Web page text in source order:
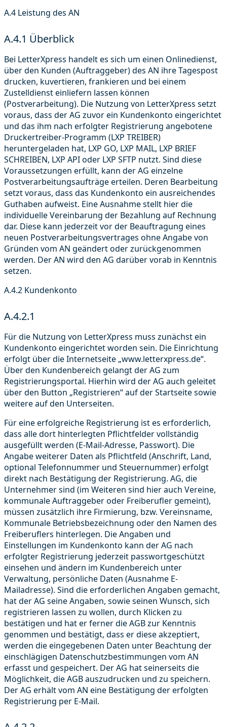
A.4 Leistung des AN
A.4.1 Überblick
Bei LetterXpress handelt es sich um einen Onlinedienst,
über den Kunden (Auftraggeber) des AN ihre Tagespost
drucken, kuvertieren, frankieren und bei einem
Zustelldienst einliefern lassen können
(Postverarbeitung). Die Nutzung von LetterXpress setzt
voraus, dass der AG zuvor ein Kundenkonto eingerichtet
und das ihm nach erfolgter Registrierung angebotene
Druckertreiber-Programm (LXP TREIBER)
heruntergeladen hat, LXP GO, LXP MAIL, LXP BRIEF
SCHREIBEN, LXP API oder LXP SFTP nutzt. Sind diese
Voraussetzungen erfüllt, kann der AG einzelne
Postverarbeitungsaufträge erteilen. Deren Bearbeitung
setzt voraus, dass das Kundenkonto ein ausreichendes
Guthaben aufweist. Eine Ausnahme stellt hier die
individuelle Vereinbarung der Bezahlung auf Rechnung
dar. Diese kann jederzeit vor der Beauftragung eines
neuen Postverarbeitungsvertrages ohne Angabe von
Gründen vom AN geändert oder zurückgenommen
werden. Der AN wird den AG darüber vorab in Kenntnis
setzen.
A.4.2 Kundenkonto
A.4.2.1
Für die Nutzung von LetterXpress muss zunächst ein
Kundenkonto eingerichtet worden sein. Die Einrichtung
erfolgt über die Internetseite „www.letterxpress.de“.
Über den Kundenbereich gelangt der AG zum
Registrierungsportal. Hierhin wird der AG auch geleitet
über den Button „Registrieren“ auf der Startseite sowie
weitere auf den Unterseiten.
Für eine erfolgreiche Registrierung ist es erforderlich,
dass alle dort hinterlegten Pflichtfelder vollständig
ausgefüllt werden (E-Mail-Adresse, Passwort). Die
Angabe weiterer Daten als Pflichtfeld (Anschrift, Land,
optional Telefonnummer und Steuernummer) erfolgt
direkt nach Bestätigung der Registrierung. AG, die
Unternehmer sind (im Weiteren sind hier auch Vereine,
kommunale Auftraggeber oder Freiberufler gemeint),
müssen zusätzlich ihre Firmierung, bzw. Vereinsname,
Kommunale Betriebsbezeichnung oder den Namen des
Freiberuflers hinterlegen. Die Angaben und
Einstellungen im Kundenkonto kann der AG nach
erfolgter Registrierung jederzeit passwortgeschützt
einsehen und ändern im Kundenbereich unter
Verwaltung, persönliche Daten (Ausnahme E-
Mailadresse). Sind die erforderlichen Angaben gemacht,
hat der AG seine Angaben, sowie seinen Wunsch, sich
registrieren lassen zu wollen, durch Klicken zu
bestätigen und hat er ferner die AGB zur Kenntnis
genommen und bestätigt, dass er diese akzeptiert,
werden die eingegebenen Daten unter Beachtung der
einschlägigen Datenschutzbestimmungen vom AN
erfasst und gespeichert. Der AG hat seinerseits die
Möglichkeit, die AGB auszudrucken und zu speichern.
Der AG erhält vom AN eine Bestätigung der erfolgten
Registrierung per E-Mail.